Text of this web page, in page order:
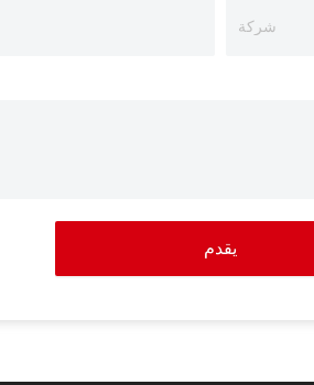
يقدم